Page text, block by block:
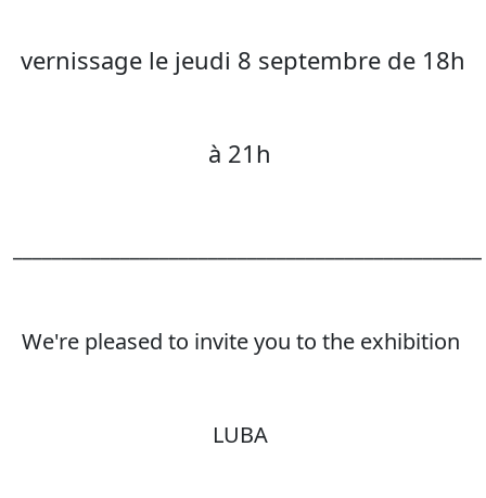
vernissage le jeudi 8 septembre de 18h
à 21h
We're pleased to invite you to the exhibition
LUBA